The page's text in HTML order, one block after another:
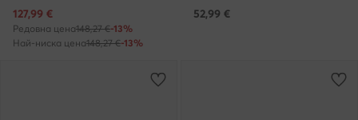
Актуална цена
127,99 €
Редовна цена148,27 €-13%
Най-ниска цена148,27 €-13%
52,99 €